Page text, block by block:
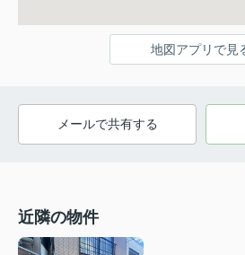
地図アプリで見
メールで共有する
近隣の物件